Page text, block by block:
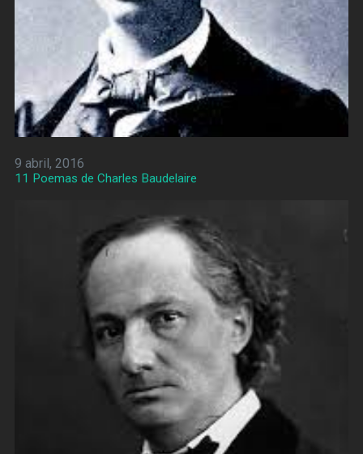
9 abril, 2016
11 Poemas de Charles Baudelaire